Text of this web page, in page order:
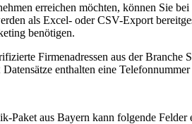
erreichen möchten, können Sie
als Excel- oder CSV-Export
benötigen.
Firmenadressen aus der Branche
Datensätze enthalten eine
-Paket aus Bayern kann folgende Felder